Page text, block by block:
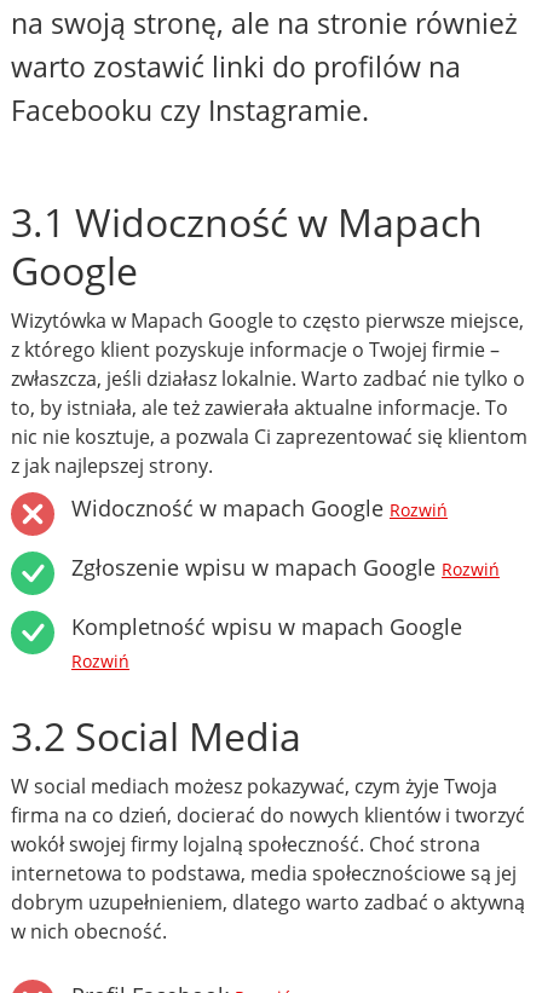
na swoją stronę, ale na stronie również
warto zostawić linki do profilów na
Facebooku czy Instagramie.
3.1 Widoczność w Mapach
Google
Wizytówka w Mapach Google to często pierwsze miejsce,
z którego klient pozyskuje informacje o Twojej firmie –
zwłaszcza, jeśli działasz lokalnie. Warto zadbać nie tylko o
to, by istniała, ale też zawierała aktualne informacje. To
nic nie kosztuje, a pozwala Ci zaprezentować się klientom
z jak najlepszej strony.
Widoczność w mapach Google Rozwiń
Zgłoszenie wpisu w mapach Google Rozwiń
Kompletność wpisu w mapach Google
Rozwiń
3.2 Social Media
W social mediach możesz pokazywać, czym żyje Twoja
firma na co dzień, docierać do nowych klientów i tworzyć
wokół swojej firmy lojalną społeczność. Choć strona
internetowa to podstawa, media społecznościowe są jej
dobrym uzupełnieniem, dlatego warto zadbać o aktywną
w nich obecność.